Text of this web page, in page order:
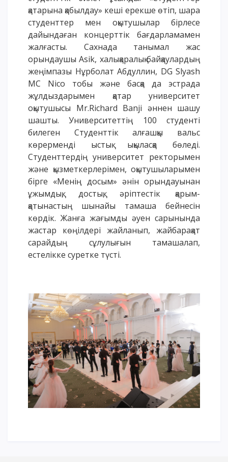
қатарына қабылдау» кеші ерекше өтіп, шара
студенттер мен оқытушылар бірлесе
дайындаған концерттік бағдарламамен
жалғасты. Сахнада танымал жас
орындаушы Asik, халықаралық байқаулардың
жеңімпазы Нұрболат Абдуллин, DG Slyash
MC Nico тобы және басқа да эстрада
жұлдыздарымен қатар университет
оқытушысы Mr.Richard Banji әннен шашу
шашты. Университеттің 100 студенті
билеген Студенттік алғашқы вальс
көрерменді ыстық ықыласқа бөледі.
Студенттердің университет ректорымен
және қызметкерлерімен, оқытушыларымен
бірге «Менің досым» әнін орындауынан
ұжымдық, достық, әріптестік қарым-
қатынастың шынайы тамаша бейнесін
көрдік. Жанға жағымды әуен сарынында
жастар көңілдері жайланып, жайбарақат
сарайдың сұлулығын тамашалап,
естелікке суретке түсті.